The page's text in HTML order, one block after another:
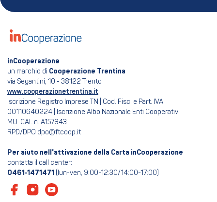
inCooperazione
un marchio di Cooperazione Trentina
via Segantini, 10 - 38122 Trento
www.cooperazionetrentina.it
Iscrizione Registro Imprese TN | Cod. Fisc. e Part. IVA
00110640224 | Iscrizione Albo Nazionale Enti Cooperativi
MU-CAL n. A157943
RPD/DPO dpo@ftcoop.it
Per aiuto nell'attivazione della Carta inCooperazione
contatta il call center:
0461-1471471 (lun-ven, 9:00-12:30/14:00-17:00)